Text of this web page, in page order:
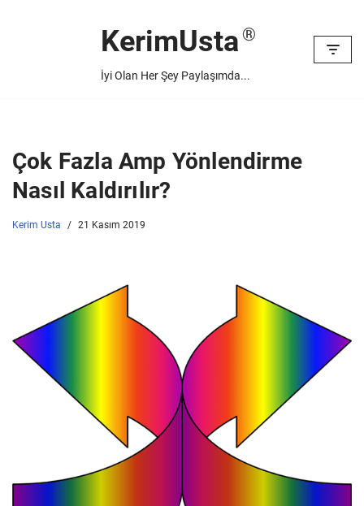
KerimUsta
İyi Olan Her Şey Paylaşımda...
Çok Fazla Amp Yönlendirme
Nasıl Kaldırılır?
Kerim Usta 21 Kasım 2019